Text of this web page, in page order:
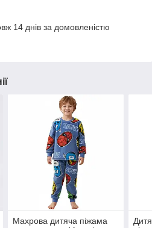
14 днів за домовленістю
Махрова дитяча піжама